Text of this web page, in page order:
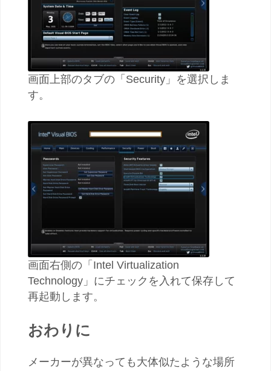
画面上部のタブの「Security」を選択しま
す。
画面右側の「Intel Virtualization
Technology」にチェックを入れて保存して
再起動します。
おわりに
メーカーが異なっても大体似たような場所